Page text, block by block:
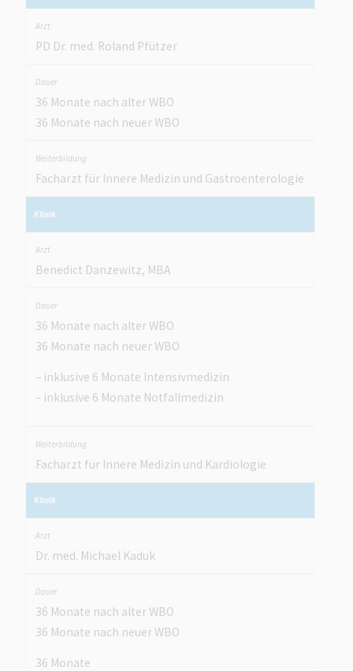
PD Dr. med. Roland Pfützer
36 Monate nach alter WBO
36 Monate nach neuer WBO
Facharzt für Innere Medizin und Gastroenterologie
Benedict Danzewitz, MBA
36 Monate nach alter WBO
36 Monate nach neuer WBO
– inklusive 6 Monate Intensivmedizin
– inklusive 6 Monate Notfallmedizin
Facharzt für Innere Medizin und Kardiologie
Dr. med. Michael Kaduk
36 Monate nach alter WBO
36 Monate nach neuer WBO
36 Monate